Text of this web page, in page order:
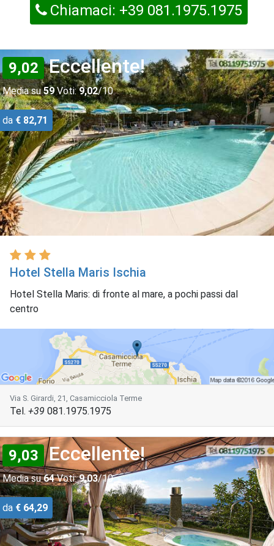
Chiamaci: +39 081.1975.1975
9,02 Eccellente!
Media su59Voti: 9,02/10
da € 82,71
Hotel Stella Maris Ischia
Hotel Stella Maris: di fronte al mare, a pochi passi dal
centro
Via S. Girardi, 21, Casamicciola Terme
Tel. +39 081.1975.1975
9,03 Eccellente!
Media su64Voti: 9,03/10
da € 64,29